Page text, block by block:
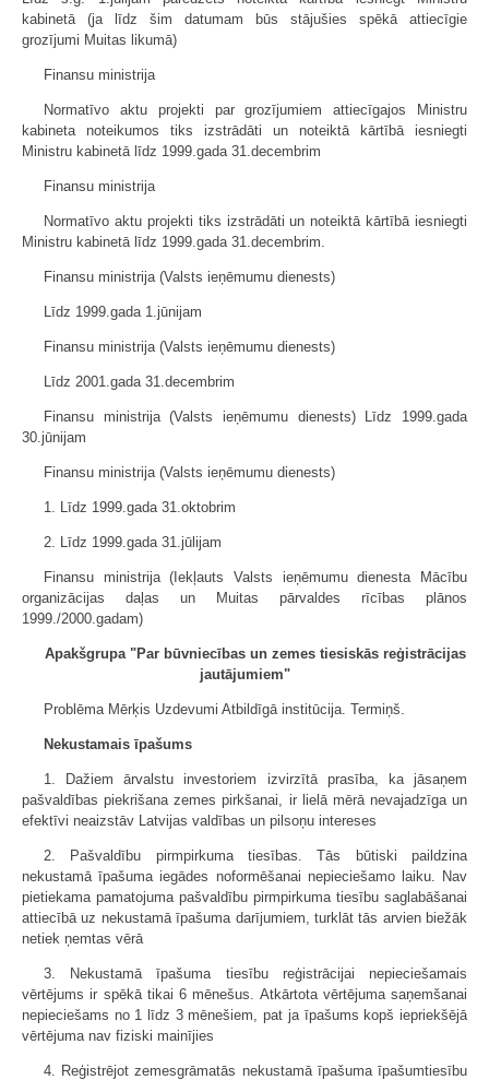
kabinetā (ja līdz šim datumam būs stājušies spēkā attiecīgie
grozījumi Muitas likumā)
Finansu ministrija
Normatīvo aktu projekti par grozījumiem attiecīgajos Ministru
kabineta noteikumos tiks izstrādāti un noteiktā kārtībā iesniegti
Ministru kabinetā līdz 1999.gada 31.decembrim
Finansu ministrija
Normatīvo aktu projekti tiks izstrādāti un noteiktā kārtībā iesniegti
Ministru kabinetā līdz 1999.gada 31.decembrim.
Finansu ministrija (Valsts ieņēmumu dienests)
Līdz 1999.gada 1.jūnijam
Finansu ministrija (Valsts ieņēmumu dienests)
Līdz 2001.gada 31.decembrim
Finansu ministrija (Valsts ieņēmumu dienests) Līdz 1999.gada
30.jūnijam
Finansu ministrija (Valsts ieņēmumu dienests)
1. Līdz 1999.gada 31.oktobrim
2. Līdz 1999.gada 31.jūlijam
Finansu ministrija (Iekļauts Valsts ieņēmumu dienesta Mācību
organizācijas daļas un Muitas pārvaldes rīcības plānos
1999./2000.gadam)
Apakšgrupa "Par būvniecības un zemes tiesiskās reģistrācijas
jautājumiem"
Problēma Mērķis Uzdevumi Atbildīgā institūcija. Termiņš.
Nekustamais īpašums
1. Dažiem ārvalstu investoriem izvirzītā prasība, ka jāsaņem
pašvaldības piekrišana zemes pirkšanai, ir lielā mērā nevajadzīga un
efektīvi neaizstāv Latvijas valdības un pilsoņu intereses
2. Pašvaldību pirmpirkuma tiesības. Tās būtiski paildzina
nekustamā īpašuma iegādes noformēšanai nepieciešamo laiku. Nav
pietiekama pamatojuma pašvaldību pirmpirkuma tiesību saglabāšanai
attiecībā uz nekustamā īpašuma darījumiem, turklāt tās arvien biežāk
netiek ņemtas vērā
3. Nekustamā īpašuma tiesību reģistrācijai nepieciešamais
vērtējums ir spēkā tikai 6 mēnešus. Atkārtota vērtējuma saņemšanai
nepieciešams no 1 līdz 3 mēnešiem, pat ja īpašums kopš iepriekšējā
vērtējuma nav fiziski mainījies
4. Reģistrējot zemesgrāmatās nekustamā īpašuma īpašumtiesību